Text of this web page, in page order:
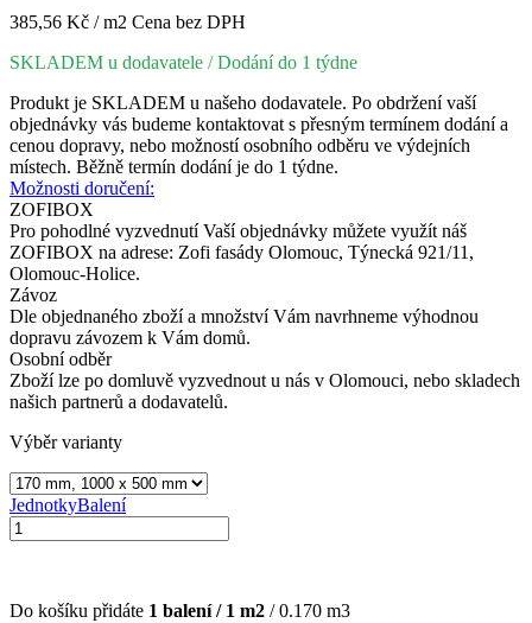
385,56 Kč / m2 Cena bez DPH
SKLADEM u dodavatele / Dodání do 1 týdne
Produkt je SKLADEM u našeho dodavatele. Po obdržení vaší
objednávky vás budeme kontaktovat s přesným termínem dodání a
cenou dopravy, nebo možností osobního odběru ve výdejních
místech. Běžně termín dodání je do 1 týdne.
Možnosti doručení:
ZOFIBOX
Pro pohodlné vyzvednutí Vaší objednávky můžete využít náš
ZOFIBOX na adrese: Zofi fasády Olomouc, Týnecká 921/11,
Olomouc-Holice.
Závoz
Dle objednaného zboží a množství Vám navrhneme výhodnou
dopravu závozem k Vám domů.
Osobní odběr
Zboží lze po domluvě vyzvednout u nás v Olomouci, nebo skladech
našich partnerů a dodavatelů.
Výběr varianty
JednotkyBalení
Do košíku přidáte 1 balení / 1 m2 /0.170 m3